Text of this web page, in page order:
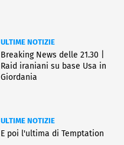
ULTIME NOTIZIE
Breaking News delle 21.30 |
Raid iraniani su base Usa in
Giordania
ULTIME NOTIZIE
E poi l'ultima di Temptation